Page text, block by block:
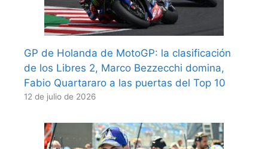
GP de Holanda de MotoGP: la clasificación
de los Libres 2, Marco Bezzecchi domina,
Fabio Quartararo a las puertas del Top 10
12 de julio de 2026